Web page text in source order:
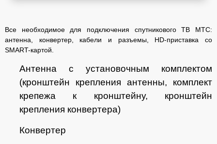
Все необходимое для подключения спутникового ТВ МТС:
антенна, конвертер, кабели и разъемы, HD-приставка со
SMART-картой.
Антенна с установочным комплектом
(кронштейн крепления антенны, комплект
крепежа к кронштейну, кронштейн
крепления конвертера)
Конвертер